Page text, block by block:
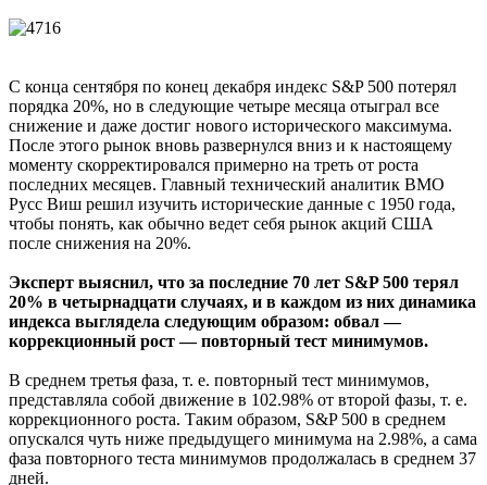
С конца сентября по конец декабря индекс S&P 500 потерял
порядка 20%, но в следующие четыре месяца отыграл все
снижение и даже достиг нового исторического максимума.
После этого рынок вновь развернулся вниз и к настоящему
моменту скорректировался примерно на треть от роста
последних месяцев. Главный технический аналитик BMO
Русс Виш решил изучить исторические данные с 1950 года,
чтобы понять, как обычно ведет себя рынок акций США
после снижения на 20%.
Эксперт выяснил, что за последние 70 лет S&P 500 терял
20% в четырнадцати случаях, и в каждом из них динамика
индекса выглядела следующим образом: обвал —
коррекционный рост — повторный тест минимумов.
В среднем третья фаза, т. е. повторный тест минимумов,
представляла собой движение в 102.98% от второй фазы, т. е.
коррекционного роста. Таким образом, S&P 500 в среднем
опускался чуть ниже предыдущего минимума на 2.98%, а сама
фаза повторного теста минимумов продолжалась в среднем 37
дней.